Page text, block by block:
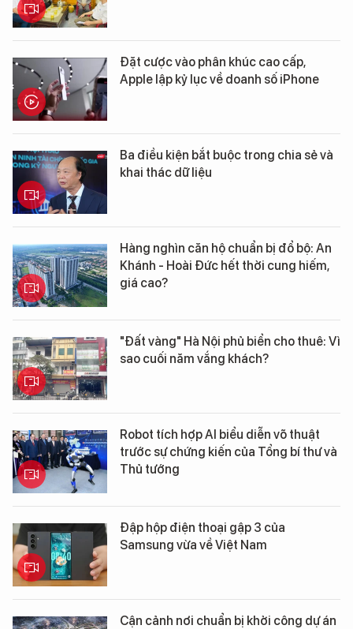
Đặt cược vào phân khúc cao cấp,
Apple lập kỷ lục về doanh số iPhone
Ba điều kiện bắt buộc trong chia sẻ và
khai thác dữ liệu
Hàng nghìn căn hộ chuẩn bị đổ bộ: An
Khánh - Hoài Đức hết thời cung hiếm,
giá cao?
"Đất vàng" Hà Nội phủ biển cho thuê: Vì
sao cuối năm vắng khách?
Robot tích hợp AI biểu diễn võ thuật
trước sự chứng kiến của Tổng bí thư và
Thủ tướng
Đập hộp điện thoại gập 3 của
Samsung vừa về Việt Nam
Cận cảnh nơi chuẩn bị khởi công dự án